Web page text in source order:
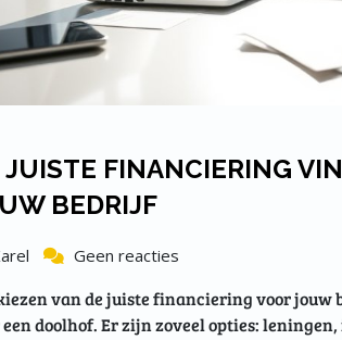
JUISTE FINANCIERING
BEDRIJF
Geen reacties
van de juiste financiering voor jouw
doolhof. Er zijn zoveel opties: